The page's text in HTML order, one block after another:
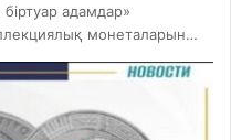
адамдар»
монеталарын…